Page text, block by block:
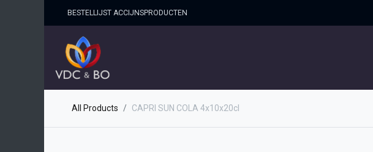
BESTELLIJST ACCIJNSPRO​DUCTEN
All Products CAPRI SUN COLA 4x10x20cl